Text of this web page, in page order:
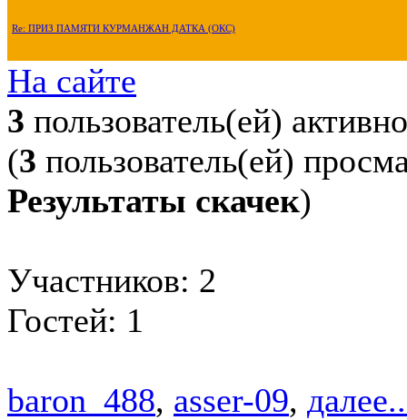
Re: ПРИЗ ПАМЯТИ КУРМАНЖАН ДАТКА (ОКС)
На сайте
3 пользователь(ей) активно
(3 пользователь(ей)
Результаты скачек)
Участников: 2
Гостей: 1
baron_488, asser-09,